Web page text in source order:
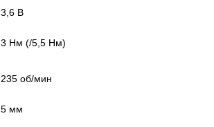
3,6 В
3 Нм (/5,5 Нм)
235 об/мин
5 мм